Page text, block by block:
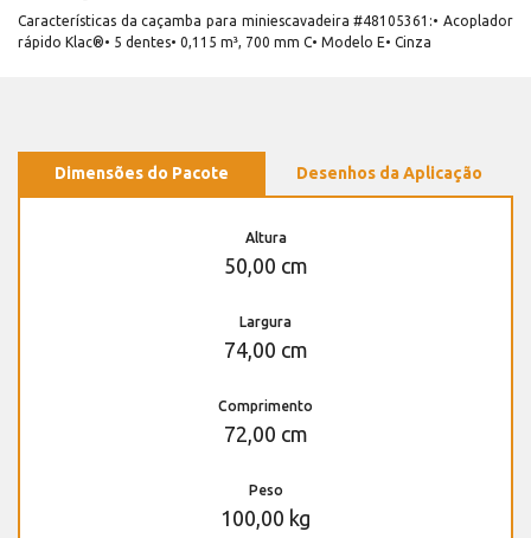
Características da caçamba para miniescavadeira #48105361:• Acoplador
rápido Klac®• 5 dentes• 0,115 m³, 700 mm C• Modelo E• Cinza
Dimensões do Pacote Desenhos da Aplicação
Altura
50,00 cm
Largura
74,00 cm
Comprimento
72,00 cm
Peso
100,00 kg